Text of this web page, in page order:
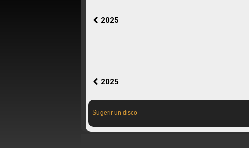
2025
2025
Sugerir un disco